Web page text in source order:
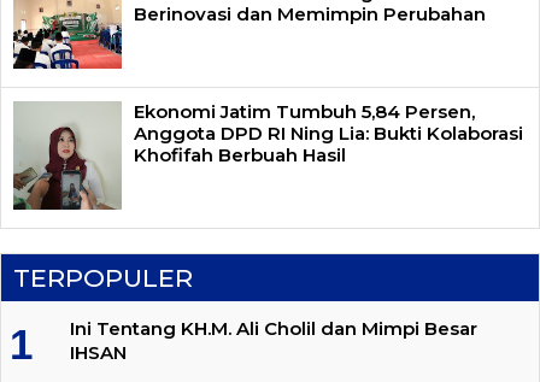
Berinovasi dan Memimpin Perubahan
Ekonomi Jatim Tumbuh 5,84 Persen,
Anggota DPD RI Ning Lia: Bukti Kolaborasi
Khofifah Berbuah Hasil
TERPOPULER
Ini Tentang KH.M. Ali Cholil dan Mimpi Besar
IHSAN